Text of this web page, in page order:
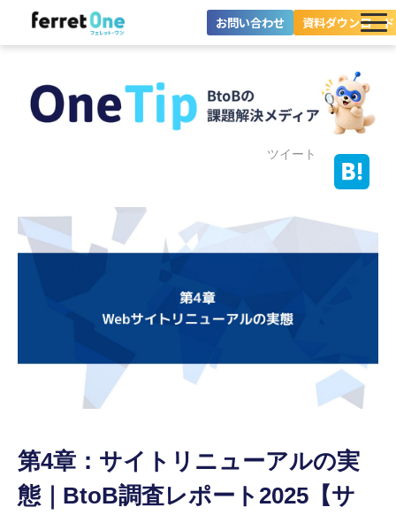
お問い合わせ 資料ダウンロード
ツール・機能一覧
料金プラン
お役立ち情報
ツイート
第4章：サイトリニューアルの実
態｜BtoB調査レポート2025【サ